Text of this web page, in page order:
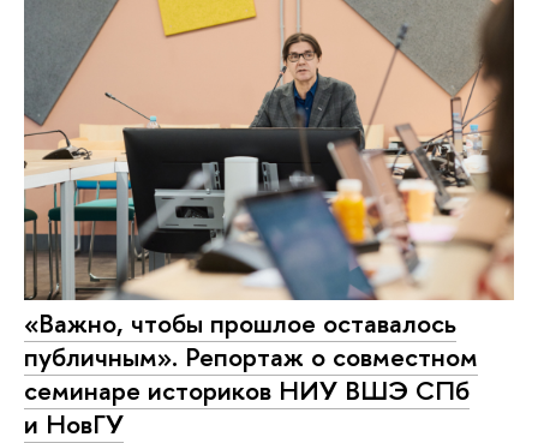
«Важно, чтобы прошлое оставалось
публичным». Репортаж о совместном
семинаре историков НИУ ВШЭ СПб
и НовГУ